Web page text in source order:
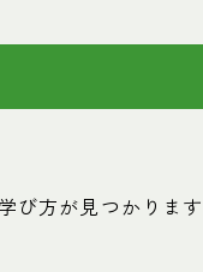
び方が見つかります